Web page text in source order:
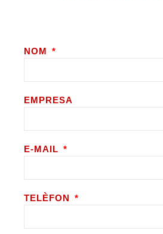
NOM
EMPRESA
E-MAIL
TELÈFON